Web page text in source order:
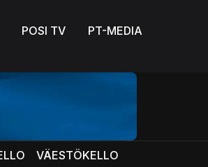
POSI TV
PT-MEDIA
VÄESTÖKELLO